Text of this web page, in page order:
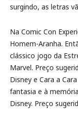
surgindo, as letras
Na Comic Con
Homem-Aranha.
clássico jogo da
Marvel. Preço
Disney e Cara a
fantasia e à
Disney. Preço